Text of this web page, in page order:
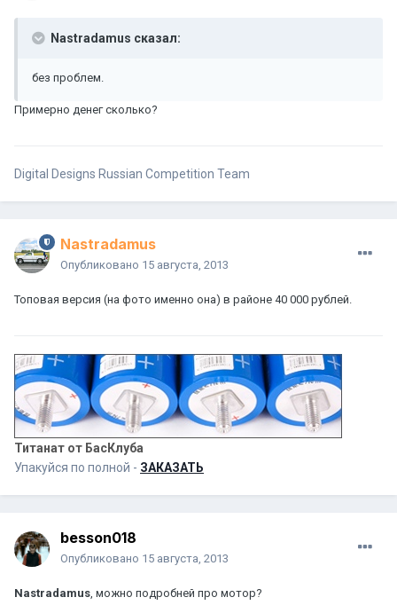
Nastradamus сказал:
без проблем.
Примерно денег сколько?
Digital Designs Russian Competition Team
Nastradamus
Опубликовано 15 августа, 2013
Топовая версия (на фото именно она) в районе 40 000 рублей.
Титанат от БасКлуба
Упакуйся по полной - ЗАКАЗАТЬ
besson018
Опубликовано 15 августа, 2013
Nastradamus, можно подробней про мотор?